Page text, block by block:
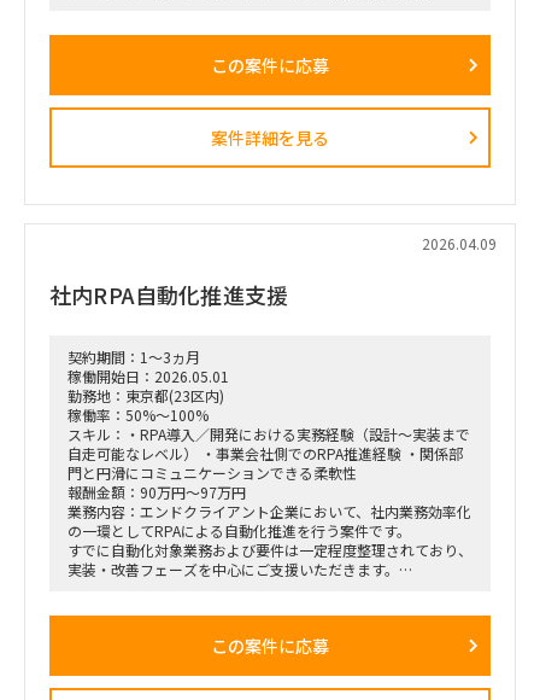
クト＝ヘッドホン・スピーカー等）を担当し、新規ビジネスの
・新規開発と既存カテゴリービジネスを限られたリソースで回
不可欠。だがその専門人材が社内におらず、既存メンバーが兼
務で対応。
依頼業務：
・データ統合／製販オペレーション。日次・週次・月次の各頻
度で売上状況を見て在庫補給を判断し、月末月初に実績を踏ま
・この領域は依頼元組織の上位者含め「最低限の精度が担保さ
れればよい・AI化で工数削減」という合意があり、AI／BIと相
性が良い。1〜2ヶ月でガッツリ作り込み、担当が1人抜けても
成立する状態にしたい。
この案件に応募
案件詳細を見る
2026.04.09
社内RPA自動化推進支援
契約期間：1～3ヵ月
稼働開始日：2026.05.01
勤務地：東京都(23区内)
稼働率：50%～100%
スキル：・RPA導入／開発における実務経験（設計〜実装まで
自走可能なレベル） ・事業会社側でのRPA推進経験 ・関係部
門と円滑にコミュニケーションできる柔軟性
報酬金額：90万円～97万円
業務内容：エンドクライアント企業において、社内業務効率化
の一環としてRPAによる自動化推進を行う案件です。
すでに自動化対象業務および要件は一定程度整理されており、
実装・改善フェーズを中心にご支援いただきます。
・既存RPAの改修・最適化
この案件に応募